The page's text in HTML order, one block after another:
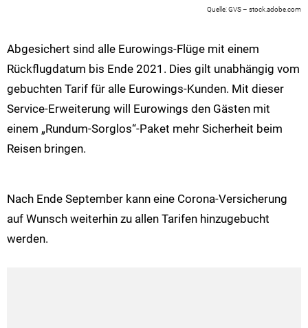
GVS – stock.adobe.com
Abgesichert sind alle Eurowings-Flüge mit einem
Rückflugdatum bis Ende 2021. Dies gilt unabhängig vom
gebuchten Tarif für alle Eurowings-Kunden. Mit dieser
Service-Erweiterung will Eurowings den Gästen mit
einem „Rundum-Sorglos“-Paket mehr Sicherheit beim
Reisen bringen.
Nach Ende September kann eine Corona-Versicherung
auf Wunsch weiterhin zu allen Tarifen hinzugebucht
werden.